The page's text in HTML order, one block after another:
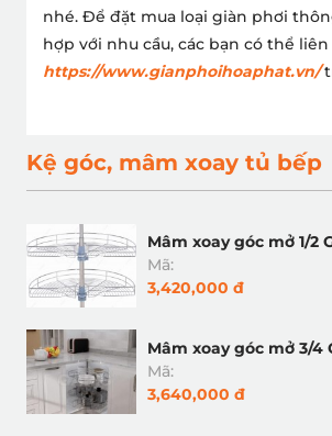
nhé. Để đặt mua loại giàn phơi
hợp với nhu cầu, các bạn có thể
https://www.gianphoihoaphat.vn/
Kệ góc, mâm xoay tủ bếp
Mâm xoay góc mở 1/2
Mã:
3,420,000 đ
Mâm xoay góc mở 3/4
Mã:
3,640,000 đ